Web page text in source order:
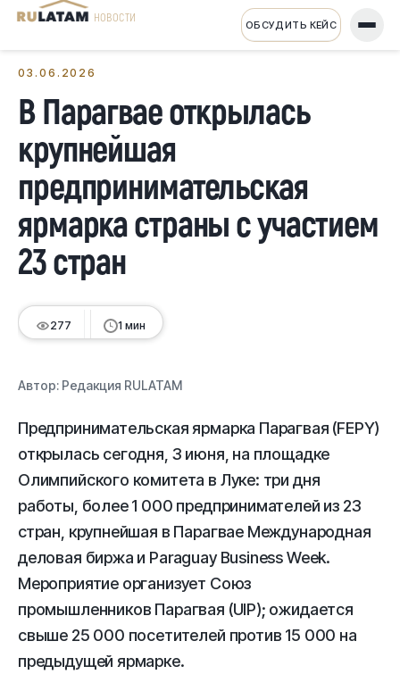
НОВОСТИ ОБСУДИТЬ КЕЙС
03.06.2026
В Парагвае открылась
крупнейшая
предпринимательская
ярмарка страны с участием
23 стран
277 1 мин
Автор: Редакция RULATAM
Предпринимательская ярмарка Парагвая (FEPY)
открылась сегодня, 3 июня, на площадке
Олимпийского комитета в Луке: три дня
работы, более 1 000 предпринимателей из 23
стран, крупнейшая в Парагвае Международная
деловая биржа и Paraguay Business Week.
Мероприятие организует Союз
промышленников Парагвая (UIP); ожидается
свыше 25 000 посетителей против 15 000 на
предыдущей ярмарке.